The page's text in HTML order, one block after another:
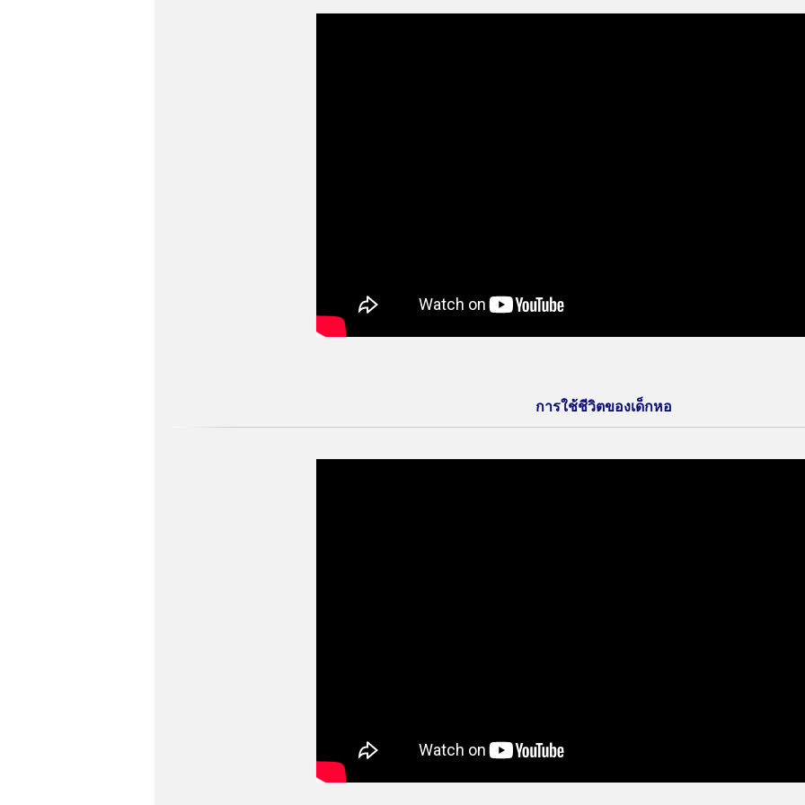
การใช้ชีวิตของเด็กหอ